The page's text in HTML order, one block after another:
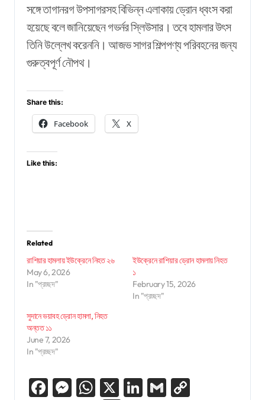
সঙ্গে তাগানরগ উপসাগরসহ বিভিন্ন এলাকায় ড্রোন ধ্বংস করা
হয়েছে বলে জানিয়েছেন গভর্নর স্লিউসার। তবে হামলার উৎস
তিনি উল্লেখ করেননি। আজভ সাগর শিল্পপণ্য পরিবহনের জন্য
গুরুত্বপূর্ণ নৌপথ।
Share this:
Facebook X
Like this:
Related
রাশিয়ার হামলায় ইউক্রেনে নিহত ২৬
May 6, 2026
In "প্রচ্ছদ"
ইউক্রেনে রাশিয়ার ড্রোন হামলায় নিহত
১
February 15, 2026
In "প্রচ্ছদ"
সুদানে ভয়াবহ ড্রোন হামলা, নিহত
অন্তত ১১
June 7, 2026
In "প্রচ্ছদ"
Facebook
Messenger
WhatsApp
X LinkedIn
Gmail